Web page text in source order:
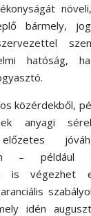
bármely,
hatóság,
közérdekből,
anyagi
– például
is végezhet
idén